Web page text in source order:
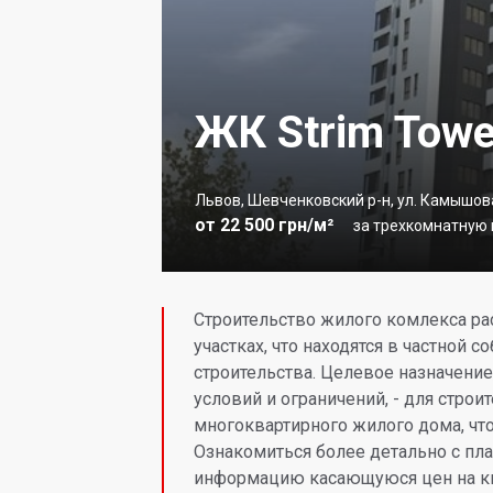
ЖК Strim
Львов, Шевченковский р-н, ул.
за трехкомнатную
от 22 500 грн/м²
Строительство жилого комлекса
участках, что находятся в частной
строительства. Целевое
условий и ограничений, - для
многоквартирного жилого дома,
Ознакомиться более детально с
информацию касающуюся цен на